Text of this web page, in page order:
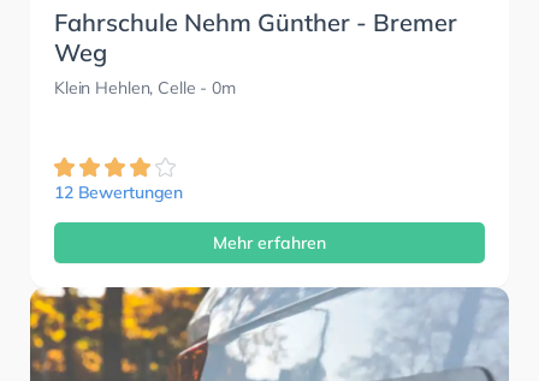
Fahrschule Nehm Günther - Bremer
Weg
Klein Hehlen, Celle - 0m
12 Bewertungen
Mehr erfahren